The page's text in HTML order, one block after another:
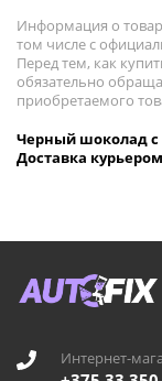
Информация о
том числе с
Перед тем, как
обязательно
приобретаемого
Черный шоколад с
Доставка
Интернет-